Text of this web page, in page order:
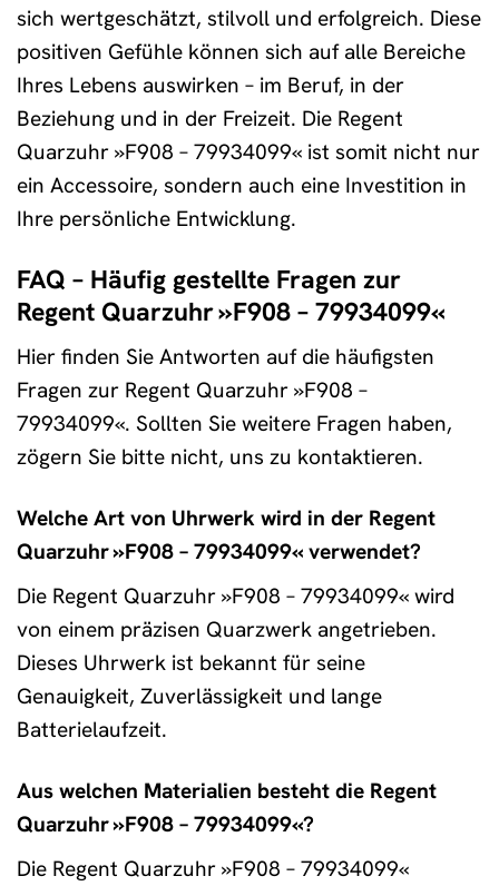
sich wertgeschätzt, stilvoll und erfolgreich. Diese
positiven Gefühle können sich auf alle Bereiche
Ihres Lebens auswirken – im Beruf, in der
Beziehung und in der Freizeit. Die Regent
Quarzuhr »F908 – 79934099« ist somit nicht nur
ein Accessoire, sondern auch eine Investition in
Ihre persönliche Entwicklung.
FAQ – Häufig gestellte Fragen zur
Regent Quarzuhr »F908 – 79934099«
Hier finden Sie Antworten auf die häufigsten
Fragen zur Regent Quarzuhr »F908 –
79934099«. Sollten Sie weitere Fragen haben,
zögern Sie bitte nicht, uns zu kontaktieren.
Welche Art von Uhrwerk wird in der Regent
Quarzuhr »F908 – 79934099« verwendet?
Die Regent Quarzuhr »F908 – 79934099« wird
von einem präzisen Quarzwerk angetrieben.
Dieses Uhrwerk ist bekannt für seine
Genauigkeit, Zuverlässigkeit und lange
Batterielaufzeit.
Aus welchen Materialien besteht die Regent
Quarzuhr »F908 – 79934099«?
Die Regent Quarzuhr »F908 – 79934099«